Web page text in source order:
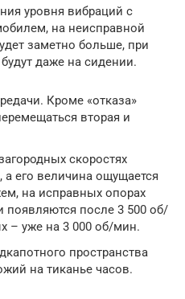
уровня вибраций с
на неисправной
заметно больше, при
даже на сидении.
Кроме «отказа»
вторая и
скоростях
а его величина ощущается
на исправных опорах
после 3 500 об/
– уже на 3 000 об/мин.
пространства
на тиканье часов.